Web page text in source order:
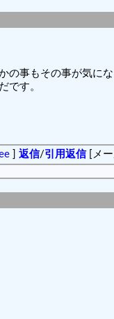
事もその事が気に
です。
] 返信/引用返信[メー